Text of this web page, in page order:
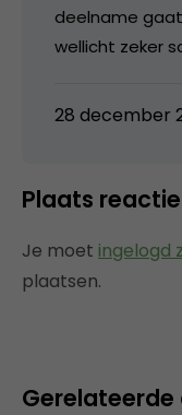
deelname
wellicht zeker
28 december
Plaats reactie
Je moet ingelogd
plaatsen.
Gerelateerde